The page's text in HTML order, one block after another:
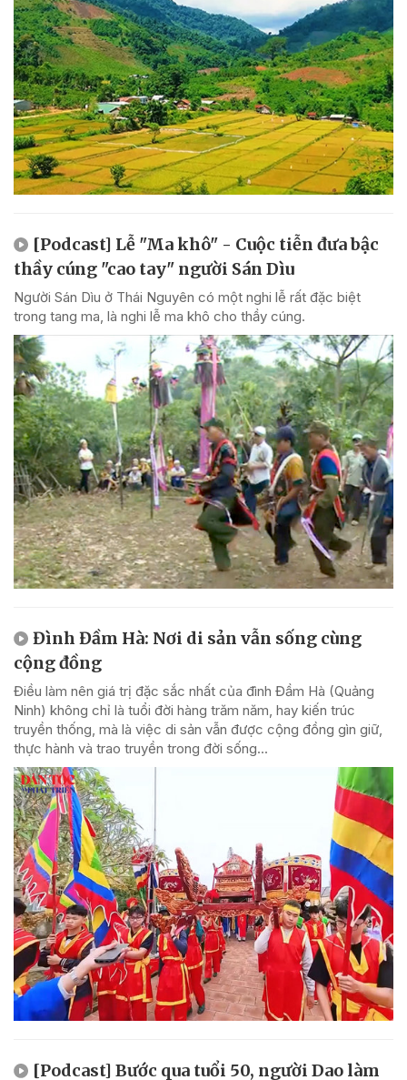
[Podcast] Lễ "Ma khô" - Cuộc tiễn đưa bậc
thầy cúng "cao tay" người Sán Dìu
Người Sán Dìu ở Thái Nguyên có một nghi lễ rất đặc biệt
trong tang ma, là nghi lễ ma khô cho thầy cúng.
Đình Đầm Hà: Nơi di sản vẫn sống cùng
cộng đồng
Điều làm nên giá trị đặc sắc nhất của đình Đầm Hà (Quảng
Ninh) không chỉ là tuổi đời hàng trăm năm, hay kiến trúc
truyền thống, mà là việc di sản vẫn được cộng đồng gìn giữ,
thực hành và trao truyền trong đời sống...
[Podcast] Bước qua tuổi 50, người Dao làm